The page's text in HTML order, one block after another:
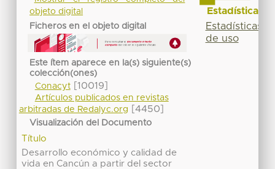
objeto digital
Ficheros en el objeto digital
Este ítem aparece en la(s) siguiente(s)
colección(ones)
Conacyt[10019]
Artículos publicados en revistas
arbitradas de Redalyc.org
[4450]
Visualización del Documento
Título
Desarrollo económico y calidad de
vida en Cancún a partir del sector
Estadísticas
Estadísticas
de uso